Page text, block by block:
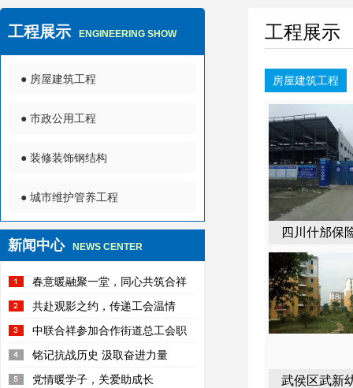
工程展示 ENGINEERING SHOW
● 房屋建筑工程
● 市政公用工程
● 装修装饰钢结构
● 城市维护管养工程
新闻中心 NEWS CENTER
春意暖融聚一堂，同心共筑合祥
梦
共赴观影之约，传递工会温情
中联合祥参加合作街道总工会职
工趣味运动会活动纪实
铭记抗战历史 汲取奋进力量
党情暖学子，关爱助成长
工程展示
房屋建筑工程
四川什邡保
武侯区武新